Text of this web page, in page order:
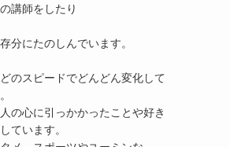
講師をしたり
分にたのしんでいます。
のスピードでどんどん変化して
の心に引っかかったことや好き
ています。